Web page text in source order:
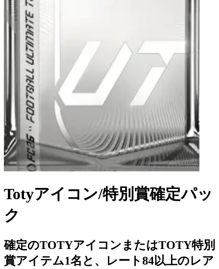
Totyアイコン/特別賞確定パッ
ク
確定のTOTYアイコンまたはTOTY特別
賞アイテム1名と、レート84以上のレア